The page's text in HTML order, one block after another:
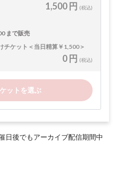
1,500 円 (税込)
まで販売
チケット＜当日精算￥1,500＞
0 円 (税込)
ットを選ぶ
日後でもアーカイブ配信期間中